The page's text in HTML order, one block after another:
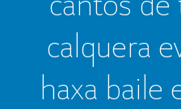
calquera
haxa baile